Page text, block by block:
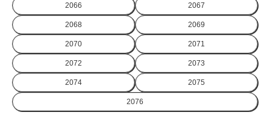
2066 2067
2068 2069
2070 2071
2072 2073
2074 2075
2076